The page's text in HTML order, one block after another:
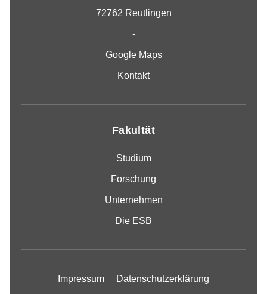
72762 Reutlingen
-
Google Maps
Kontakt
Fakultät
Studium
Forschung
Unternehmen
Die ESB
Impressum Datenschutzerklärung